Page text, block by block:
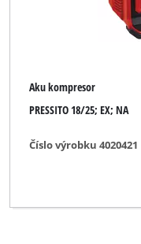
Aku kompresor
PRESSITO 18/25; EX; NA
Číslo výrobku 4020421